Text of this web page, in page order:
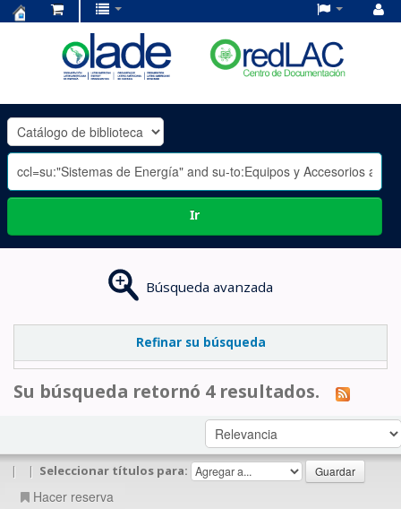
OLADE
-
Ir
Búsqueda avanzada
Refinar su búsqueda
Su búsqueda retornó 4 resultados.
| | Seleccionar títulos para:
Hacer reserva